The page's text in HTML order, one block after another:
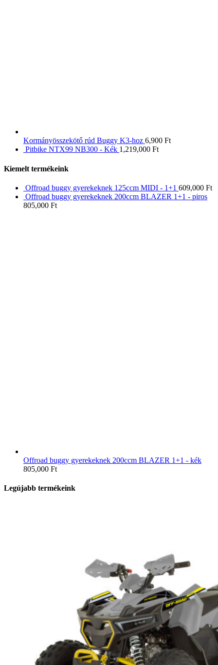
Kormányösszekötő rúd Buggy K3-hoz 6,900 Ft
Pitbike NTX99 NB300 - Kék 1,219,000 Ft
Kiemelt termékeink
Offroad buggy gyerekeknek 125ccm MIDI - 1+1 609,000 Ft
Offroad buggy gyerekeknek 200ccm BLAZER 1+1 - piros
805,000 Ft
Offroad buggy gyerekeknek 200ccm BLAZER 1+1 - kék
805,000 Ft
Legújabb termékeink